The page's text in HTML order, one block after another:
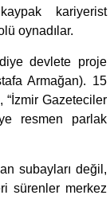
kariyerist
oynadılar.
diye devlete proje
Armağan). 15
“İzmir Gazeteciler
resmen parlak
subayları değil,
sürenler merkez